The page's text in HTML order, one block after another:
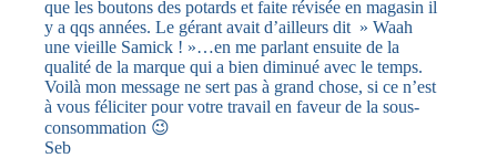
que les boutons des potards et faite révisée en magasin il
y a qqs années. Le gérant avait d’ailleurs dit » Waah
une vieille Samick ! »…en me parlant ensuite de la
qualité de la marque qui a bien diminué avec le temps.
Voilà mon message ne sert pas à grand chose, si ce n’est
à vous féliciter pour votre travail en faveur de la sous-
consommation 😉
Seb